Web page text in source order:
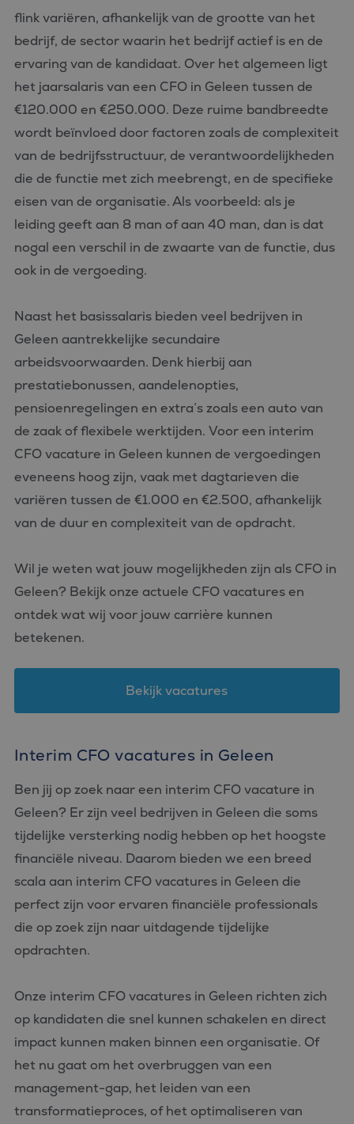
flink variëren, afhankelijk van de grootte van het
bedrijf, de sector waarin het bedrijf actief is en de
ervaring van de kandidaat. Over het algemeen ligt
het jaarsalaris van een CFO in Geleen tussen de
€120.000 en €250.000. Deze ruime bandbreedte
wordt beïnvloed door factoren zoals de complexiteit
van de bedrijfsstructuur, de verantwoordelijkheden
die de functie met zich meebrengt, en de specifieke
eisen van de organisatie. Als voorbeeld: als je
leiding geeft aan 8 man of aan 40 man, dan is dat
nogal een verschil in de zwaarte van de functie, dus
ook in de vergoeding.
Naast het basissalaris bieden veel bedrijven in
Geleen aantrekkelijke secundaire
arbeidsvoorwaarden. Denk hierbij aan
prestatiebonussen, aandelenopties,
pensioenregelingen en extra’s zoals een auto van
de zaak of flexibele werktijden. Voor een interim
CFO vacature in Geleen kunnen de vergoedingen
eveneens hoog zijn, vaak met dagtarieven die
variëren tussen de €1.000 en €2.500, afhankelijk
van de duur en complexiteit van de opdracht.
Wil je weten wat jouw mogelijkheden zijn als CFO in
Geleen? Bekijk onze actuele CFO vacatures en
ontdek wat wij voor jouw carrière kunnen
betekenen.
Bekijk vacatures
Interim CFO vacatures in Geleen
Ben jij op zoek naar een interim CFO vacature in
Geleen? Er zijn veel bedrijven in Geleen die soms
tijdelijke versterking nodig hebben op het hoogste
financiële niveau. Daarom bieden we een breed
scala aan interim CFO vacatures in Geleen die
perfect zijn voor ervaren financiële professionals
die op zoek zijn naar uitdagende tijdelijke
opdrachten.
Onze interim CFO vacatures in Geleen richten zich
op kandidaten die snel kunnen schakelen en direct
impact kunnen maken binnen een organisatie. Of
het nu gaat om het overbruggen van een
management-gap, het leiden van een
transformatieproces, of het optimaliseren van